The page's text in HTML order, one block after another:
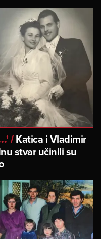
/Katica i Vladimir
stvar učinili su